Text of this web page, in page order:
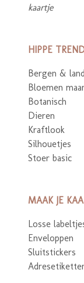
kaartje
HIPPE
Bergen &
Bloemen
Botanisch
Dieren
Kraftlook
Silhouetjes
Stoer basic
MAAK JE
Losse
Enveloppen
Sluitstickers